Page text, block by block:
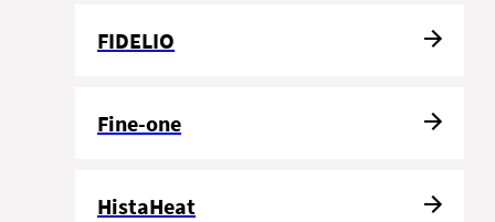
FIDELIO
Fine-one
HistaHeat